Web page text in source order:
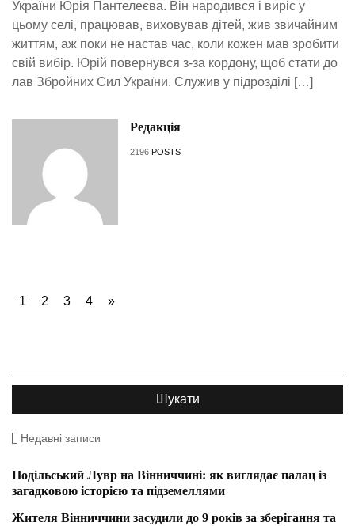
України Юрія Пантелеєва. Він народився і виріс у
цьому селі, працював, виховував дітей, жив звичайним
життям, аж поки не настав час, коли кожен мав зробити
свій вибір. Юрій повернувся з-за кордону, щоб стати до
лав Збройних Сил України. Служив у підрозділі […]
Редакція
2196 POSTS
1 2 3 4 »
Недавні записи
Подільський Лувр на Вінниччині: як виглядає палац із
загадковою історією та підземеллями
Жителя Вінниччини засудили до 9 років за зберігання та